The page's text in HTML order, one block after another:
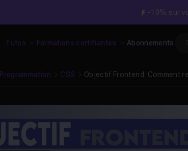
-10% sur
Tutos Formations certifiantes Abonnements
Programmation CSS Objectif Frontend. Comment